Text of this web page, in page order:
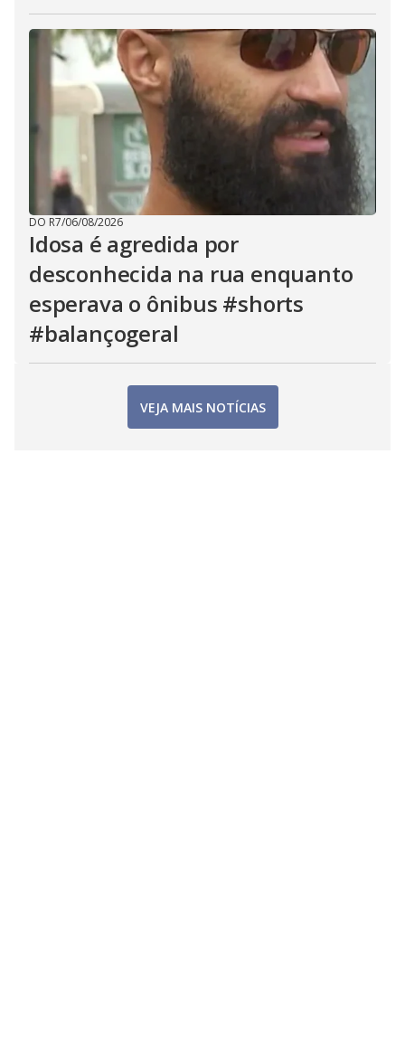
DO R7/06/08/2026
Idosa é agredida por
desconhecida na rua enquanto
esperava o ônibus #shorts
#balançogeral
VEJA MAIS NOTÍCIAS